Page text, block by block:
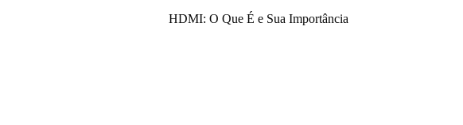
HDMI: O Que É e Sua Importância